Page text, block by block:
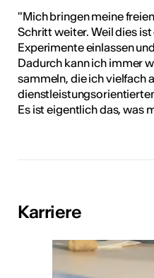
"Mich bringen meine
Schritt weiter. Weil dies
Experimente einlassen
Dadurch kann ich immer
sammeln, die ich vielfach
Es ist eigentlich das, was
Karriere